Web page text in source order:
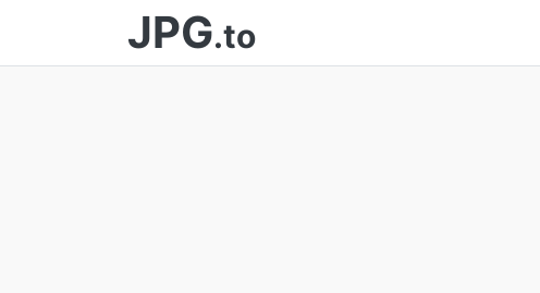
JPG.to